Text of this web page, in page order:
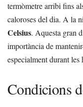
termòmetre arribi fins
caloroses del dia. A la
Celsius. Aquesta gran
importància de
especialment durant
Condicions